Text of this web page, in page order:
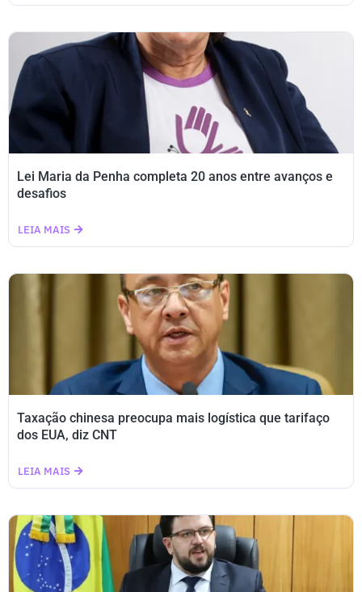
Lei Maria da Penha completa 20 anos entre avanços e
desafios
LEIA MAIS
Taxação chinesa preocupa mais logística que tarifaço
dos EUA, diz CNT
LEIA MAIS